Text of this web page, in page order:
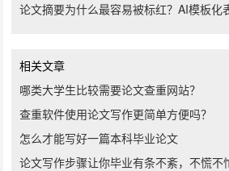
论文摘要为什么最容易被标红？AI模板化
相关文章
哪类大学生比较需要论文查重网站？
查重软件使用论文写作更简单方便吗？
怎么才能写好一篇本科毕业论文
论文写作步骤让你毕业有条不紊，不慌不